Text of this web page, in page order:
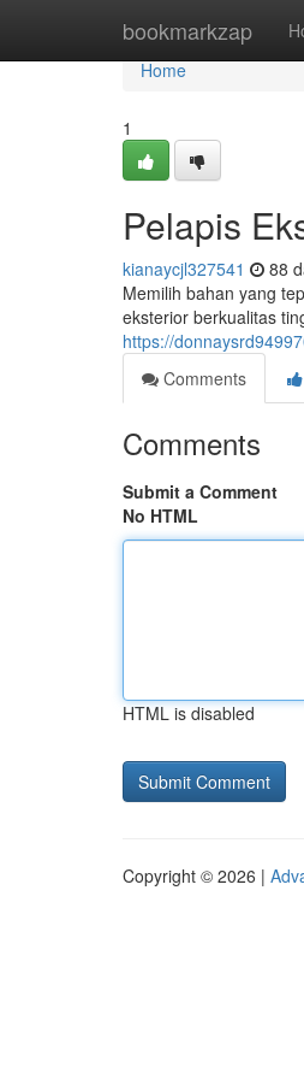
bookmarkzap
Home
Home
1
Pelapis
kianaycjl327541 88
Memilih bahan yang
eksterior berkualitas
https://
Comments
Comments
Submit a Comment
No HTML
HTML is disabled
Copyright © 2026 |